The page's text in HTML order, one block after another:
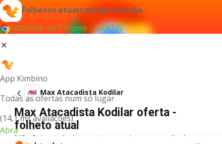
Folhetos atuais sempre à mão
Adicionar ao Chrome - GRÁTIS
App Kimbino
Todas as ofertas num só lugar
(14,1 mil avaliações)
Abra
Max Atacadista Kodilar
Max Atacadista Kodilar oferta -
folheto atual
Não foi possível encontrar quaisquer resultados